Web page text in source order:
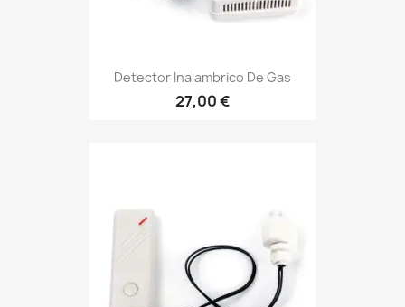
Detector Inalambrico De Gas
27,00 €